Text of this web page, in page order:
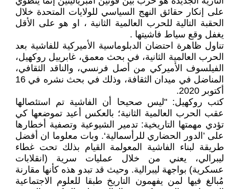
على إنكار حقائق النهج السياسي للولايات المتحدة خلال
الحقبة التالية للحرب العالمية الثانية ، او هو على الأقل
يغفل وقع سياط فاشيتها .
تناول ظاهرة احتضان الدبلوماسية الأميركية للفاشية بعد
الحرب العالمية الثانية، في بحث معمق، غابرييل روكهيل،
الفيلسوف الأميركي من أصل فرنسي، والناقد الثقافي،
المناضل في ميدان الثقافة، وذلك في بحث نشره في 16
أكتوبر 2020.
كتب روكهيل: "ليس صحيحا أن الفاشية تم استئصالها
عقب الحرب العالمية الثانية؛ بالعكس أعيد تموضعها كي
تؤدي مهمتها التاريخية: تدمير الشيوعية وتصفية أخطارها
على ’الدور الحضاري للرأسمالية‘. وبات معلوما ان أفضل
طريقة لبناء الفاشية المعولمة القيام بذلك تحت غطاء
ليبرالي، يعني من خلال عمليات سرية (انقلابات
عسكرية) بواجهة ليبرالية. وحيث قد تبدو هذه كأنها مقارنة
مُبالغ فيها لمن يفهمون التاريخ طبقا للعلوم الاجتماعية